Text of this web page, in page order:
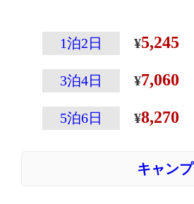
1泊2日 5,245
3泊4日 7,060
5泊6日 8,270
キャンプ